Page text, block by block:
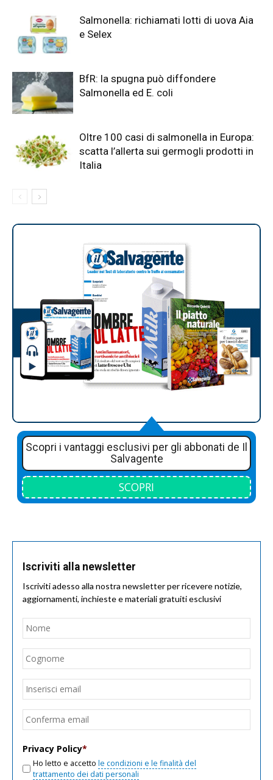
Salmonella: richiamati lotti di uova Aia
e Selex
BfR: la spugna può diffondere
Salmonella ed E. coli
Oltre 100 casi di salmonella in Europa:
scatta l’allerta sui germogli prodotti in
Italia
Scopri i vantaggi esclusivi per gli abbonati de Il
Salvagente
SCOPRI
Iscriviti alla newsletter
Iscriviti adesso alla nostra newsletter per ricevere notizie,
aggiornamenti, inchieste e materiali gratuiti esclusivi
Nome
Email
Privacy Policy*
Ho letto e accetto le condizioni e le finalità del
trattamento dei dati personali